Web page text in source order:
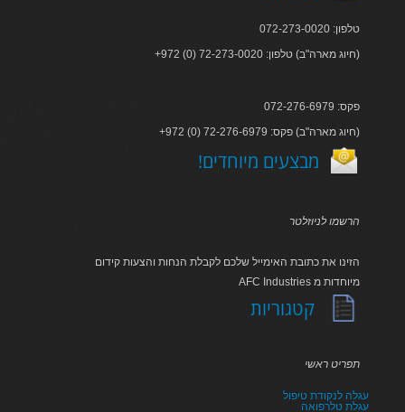
טלפון: 072-273-0020
+972 (0) 72-273-0020 :חיוג מארה"ב) טלפון)
פקס: 072-276-6979
+972 (0) 72-276-6979 :חיוג מארה"ב) פקס)
!מבצעים מיוחדים
הרשמו לניוזלטר
הזינו את כתובת האימייל שלכם לקבלת הנחות והצעות קידום
AFC Industries מיוחדות מ
קטגוריות
תפריט ראשי
עגלה לנקודת טיפול
עגלת טלרפואה